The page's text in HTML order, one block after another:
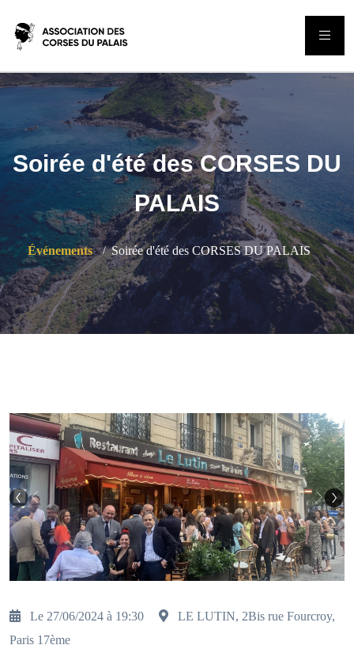
Soirée d'été des CORSES DU
PALAIS
Événements Soirée d'été des CORSES DU PALAIS
Previous Next
Le 27/06/2024 à 19:30
LE LUTIN, 2Bis rue Fourcroy,
Paris 17ème